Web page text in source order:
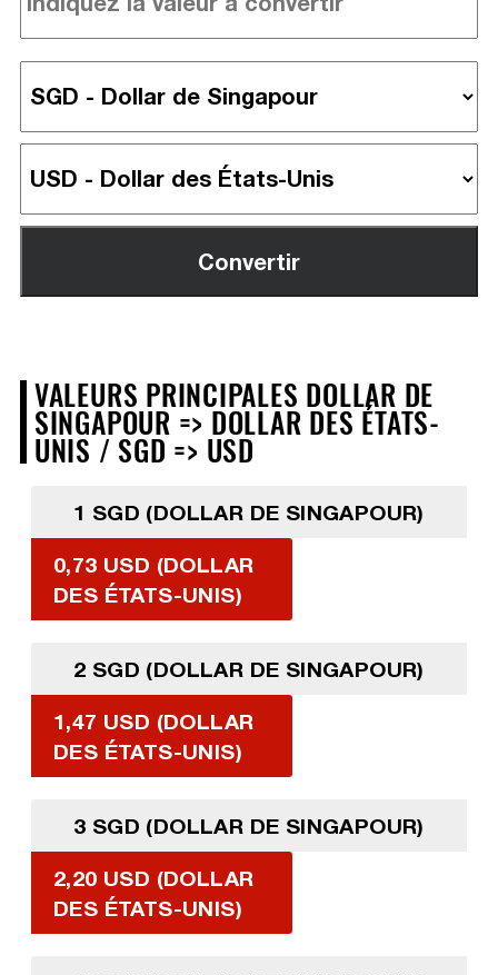
VALEURS PRINCIPALES DOLLAR DE
SINGAPOUR => DOLLAR DES ÉTATS-
UNIS / SGD => USD
1 SGD (DOLLAR DE SINGAPOUR)
0,73 USD (DOLLAR
DES ÉTATS-UNIS)
2 SGD (DOLLAR DE SINGAPOUR)
1,47 USD (DOLLAR
DES ÉTATS-UNIS)
3 SGD (DOLLAR DE SINGAPOUR)
2,20 USD (DOLLAR
DES ÉTATS-UNIS)